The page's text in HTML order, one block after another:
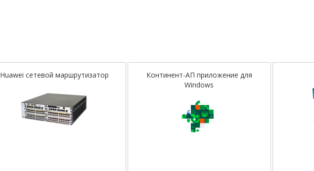
Huawei сетевой маршрутизатор
Континент-АП приложение для
Windows